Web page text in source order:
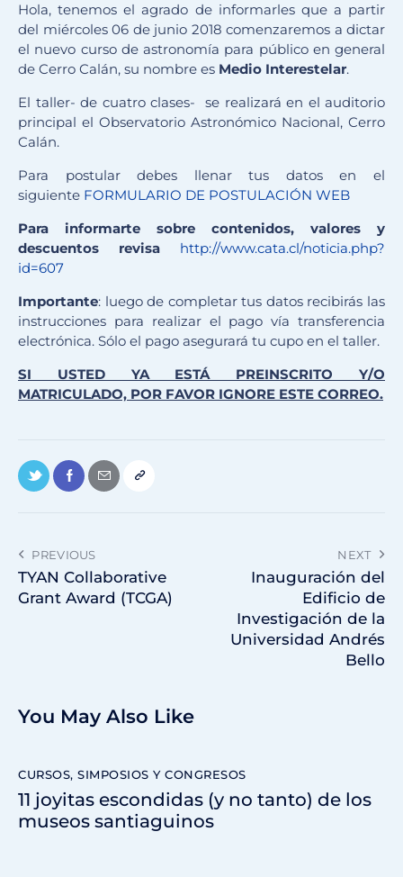
Hola, tenemos el agrado de informarles que a partir
del miércoles 06 de junio 2018 comenzaremos a dictar
el nuevo curso de astronomía para público en general
de Cerro Calán, su nombre es Medio Interestelar.
El taller- de cuatro clases- se realizará en el auditorio
principal el Observatorio Astronómico Nacional, Cerro
Calán.
Para postular debes llenar tus datos en el
siguiente FORMULARIO DE POSTULACIÓN WEB
Para informarte sobre contenidos, valores y
descuentos revisa http://www.cata.cl/noticia.php?
id=607
Importante: luego de completar tus datos recibirás las
instrucciones para realizar el pago vía transferencia
electrónica. Sólo el pago asegurará tu cupo en el taller.
SI USTED YA ESTÁ PREINSCRITO Y/O
MATRICULADO, POR FAVOR IGNORE ESTE CORREO.
PREVIOUS
TYAN Collaborative
Grant Award (TCGA)
NEXT
Inauguración del
Edificio de
Investigación de la
Universidad Andrés
Bello
You May Also Like
CURSOS, SIMPOSIOS Y CONGRESOS
11 joyitas escondidas (y no tanto) de los
museos santiaguinos